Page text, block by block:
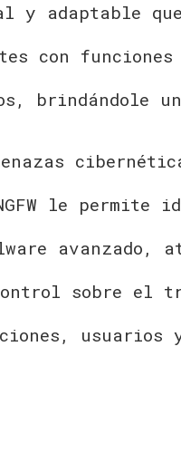
y adaptable
con
brindándole
le permite
avanzado,
sobre el
usuarios